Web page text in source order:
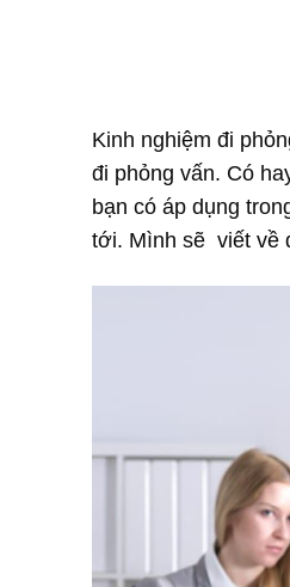
Kinh nghiệm đi
đi phỏng vấn. Có
bạn có áp dụng
tới. Mình sẽ viết về